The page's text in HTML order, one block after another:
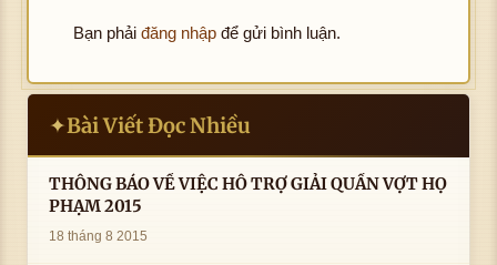
Bạn phải đăng nhập để gửi bình luận.
✦Bài Viết Đọc Nhiều
THÔNG BÁO VỀ VIỆC HỖ TRỢ GIẢI QUẦN VỢT HỌ
PHẠM 2015
18 tháng 8 2015